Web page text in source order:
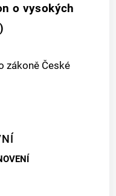
o vysokých
zákoně České